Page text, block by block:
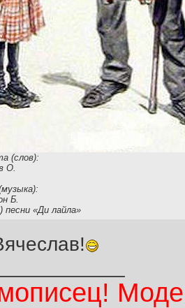
(слов):
О.
Б.
песни «Ди лайла»